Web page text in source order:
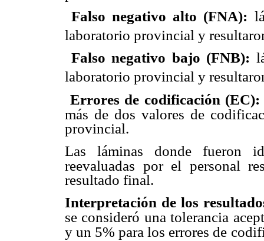
Falso negativo alto (FNA):
laboratorio provincial y
Falso negativo bajo (FNB):
laboratorio provincial y
Errores de codificación
más de dos valores de
provincial.
Las láminas donde fueron
reevaluadas por el personal
resultado final.
Interpretación de los
se consideró una tolerancia
y un 5% para los errores de